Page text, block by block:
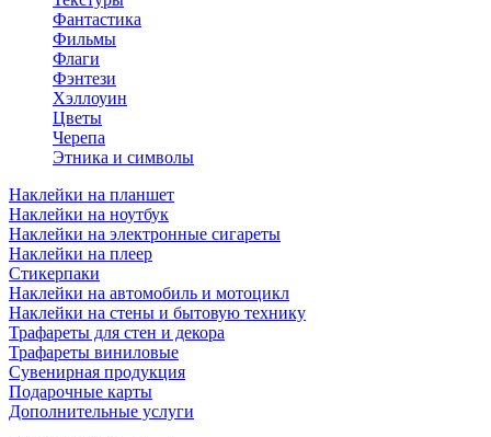
Фантастика
Фильмы
Флаги
Фэнтези
Хэллоуин
Цветы
Черепа
Этника и символы
Наклейки на планшет
Наклейки на ноутбук
Наклейки на электронные сигареты
Наклейки на плеер
Стикерпаки
Наклейки на автомобиль и мотоцикл
Наклейки на стены и бытовую технику
Трафареты для стен и декора
Трафареты виниловые
Сувенирная продукция
Подарочные карты
Дополнительные услуги